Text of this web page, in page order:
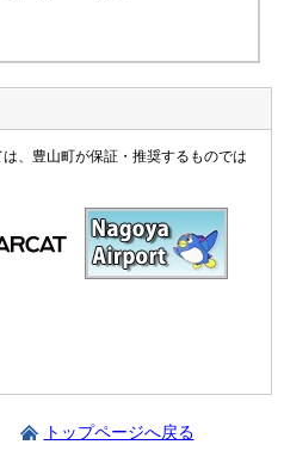
、豊山町が保証・推奨するものでは
トップページへ戻る